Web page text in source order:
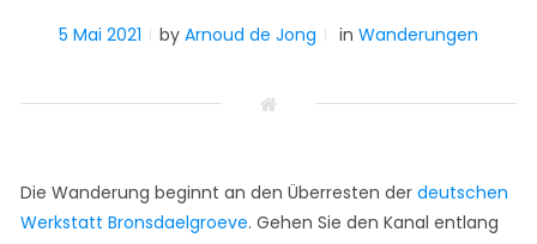
5 Mai 2021 by Arnoud de Jong in Wanderungen
Die Wanderung beginnt an den Überresten der deutschen
Werkstatt Bronsdaelgroeve. Gehen Sie den Kanal entlang